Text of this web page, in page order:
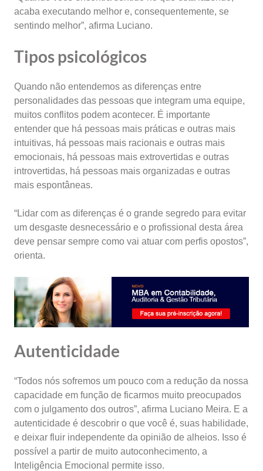
acaba executando melhor e, consequentemente, se
sentindo melhor”, afirma Luciano.
Tipos psicológicos
Quando não entendemos as diferenças entre
personalidades das pessoas que integram uma equipe,
muitos conflitos podem acontecer. É importante
entender que há pessoas mais práticas e outras mais
intuitivas, há pessoas mais racionais e outras mais
emocionais, há pessoas mais extrovertidas e outras
introvertidas, há pessoas mais organizadas e outras
mais espontâneas.
“Lidar com as diferenças é o grande segredo para evitar
um desgaste desnecessário e o profissional desta área
deve pensar sempre como vai atuar com perfis opostos”,
orienta.
Autenticidade
“Todos nós sofremos um pouco com a redução da nossa
capacidade em função de ficarmos muito preocupados
com o julgamento dos outros”, afirma Luciano Meira. E a
autenticidade é descobrir o que você é, suas habilidade,
e deixar fluir independente da opinião de alheios. Isso é
possível a partir de muito autoconhecimento, a
Inteligência Emocional permite isso.